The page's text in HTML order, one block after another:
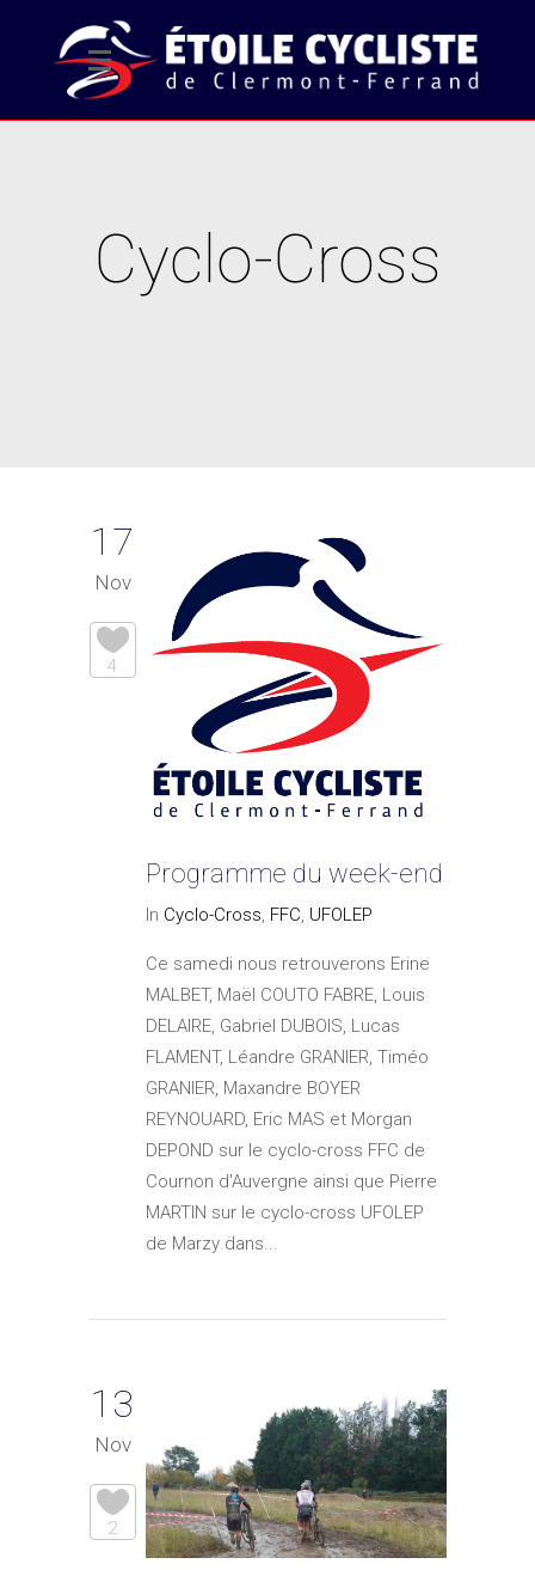
Cyclo-Cross
17
Nov
4
Programme du week-end
In Cyclo-Cross, FFC, UFOLEP
Ce samedi nous retrouverons Erine
MALBET, Maël COUTO FABRE, Louis
DELAIRE, Gabriel DUBOIS, Lucas
FLAMENT, Léandre GRANIER, Timéo
GRANIER, Maxandre BOYER
REYNOUARD, Eric MAS et Morgan
DEPOND sur le cyclo-cross FFC de
Cournon d'Auvergne ainsi que Pierre
MARTIN sur le cyclo-cross UFOLEP
de Marzy dans...
13
Nov
2